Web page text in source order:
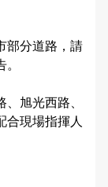
部分道路，請
旭光西路、
合現場指揮人